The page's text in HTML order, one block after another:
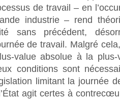
de travail – en
industrie – rend
sans précédent,
de travail. Malgré
value absolue à la
conditions sont
limitant la journée
agit certes à